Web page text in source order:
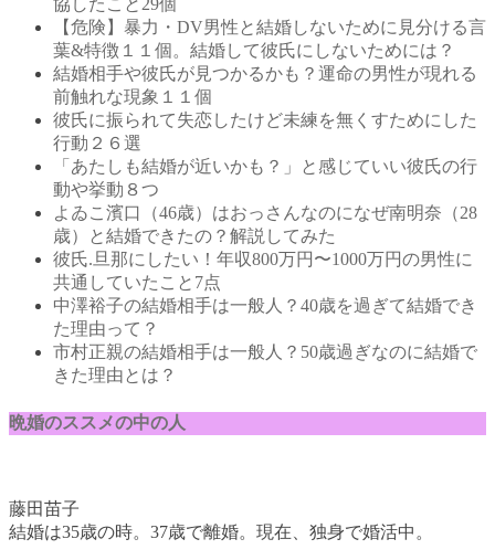
協したこと29個
【危険】暴力・DV男性と結婚しないために見分ける言
葉&特徴１１個。結婚して彼氏にしないためには？
結婚相手や彼氏が見つかるかも？運命の男性が現れる
前触れな現象１１個
彼氏に振られて失恋したけど未練を無くすためにした
行動２６選
「あたしも結婚が近いかも？」と感じていい彼氏の行
動や挙動８つ
よゐこ濱口（46歳）はおっさんなのになぜ南明奈（28
歳）と結婚できたの？解説してみた
彼氏.旦那にしたい！年収800万円〜1000万円の男性に
共通していたこと7点
中澤裕子の結婚相手は一般人？40歳を過ぎて結婚でき
た理由って？
市村正親の結婚相手は一般人？50歳過ぎなのに結婚で
きた理由とは？
晩婚のススメの中の人
藤田苗子
結婚は35歳の時。37歳で離婚。現在、独身で婚活中。